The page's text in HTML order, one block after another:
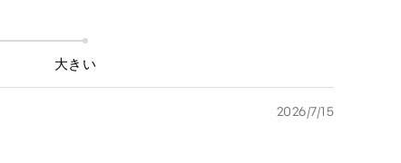
大きい
2026/7/15